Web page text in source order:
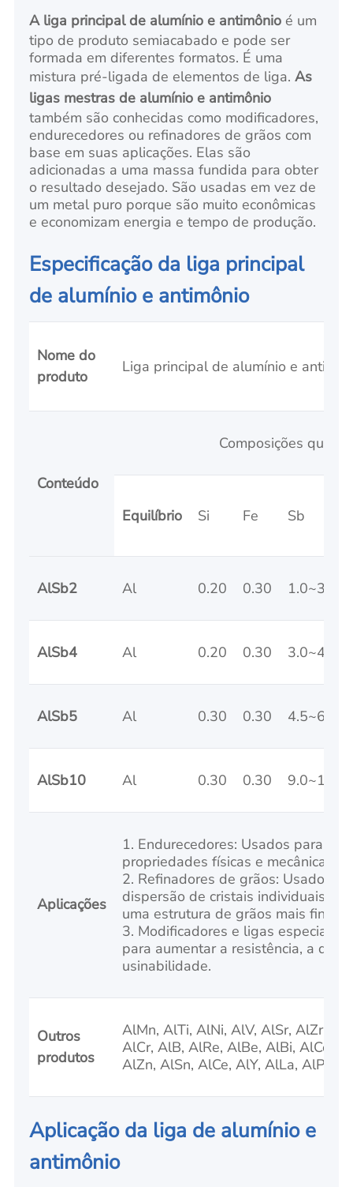
A liga principal de alumínio e antimônio é um
tipo de produto semiacabado e pode ser
formada em diferentes formatos. É uma
mistura pré-ligada de elementos de liga.As
ligas mestras de alumínio e antimônio
também são conhecidas como modificadores,
endurecedores ou refinadores de grãos com
base em suas aplicações. Elas são
adicionadas a uma massa fundida para obter
o resultado desejado. São usadas em vez de
um metal puro porque são muito econômicas
e economizam energia e tempo de produção.
Especificação da liga principal
de alumínio e antimônio
Nome do
produto
Liga principal de alumínio e
Conteúdo
Composições
Equilíbrio Si Fe Sb
AlSb2 Al 0.20 0.30 1.0~3.0
AlSb4 Al 0.20 0.30 3.0~4.5
AlSb5 Al 0.30 0.30 4.5~6.0
AlSb10 Al 0.30 0.30 9.0~11.0
Aplicações
1. Endurecedores: Usados para
propriedades físicas e mecânicas
2. Refinadores de grãos: Usados
dispersão de cristais individuais
uma estrutura de grãos mais fina e
3. Modificadores e ligas especiais:
para aumentar a resistência, a
usinabilidade.
Outros
produtos
AlMn, AlTi, AlNi, AlV, AlSr, AlZr,
AlCr, AlB, AlRe, AlBe, AlBi, AlCo,
AlZn, AlSn, AlCe, AlY, AlLa, AlPr,
Aplicação da liga de alumínio e
antimônio